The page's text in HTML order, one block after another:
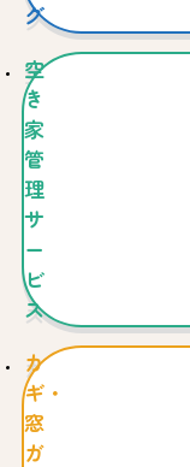
グ
空
き
家
管
理
サ
ー
ビ
ス
カ
ギ・
窓
ガ